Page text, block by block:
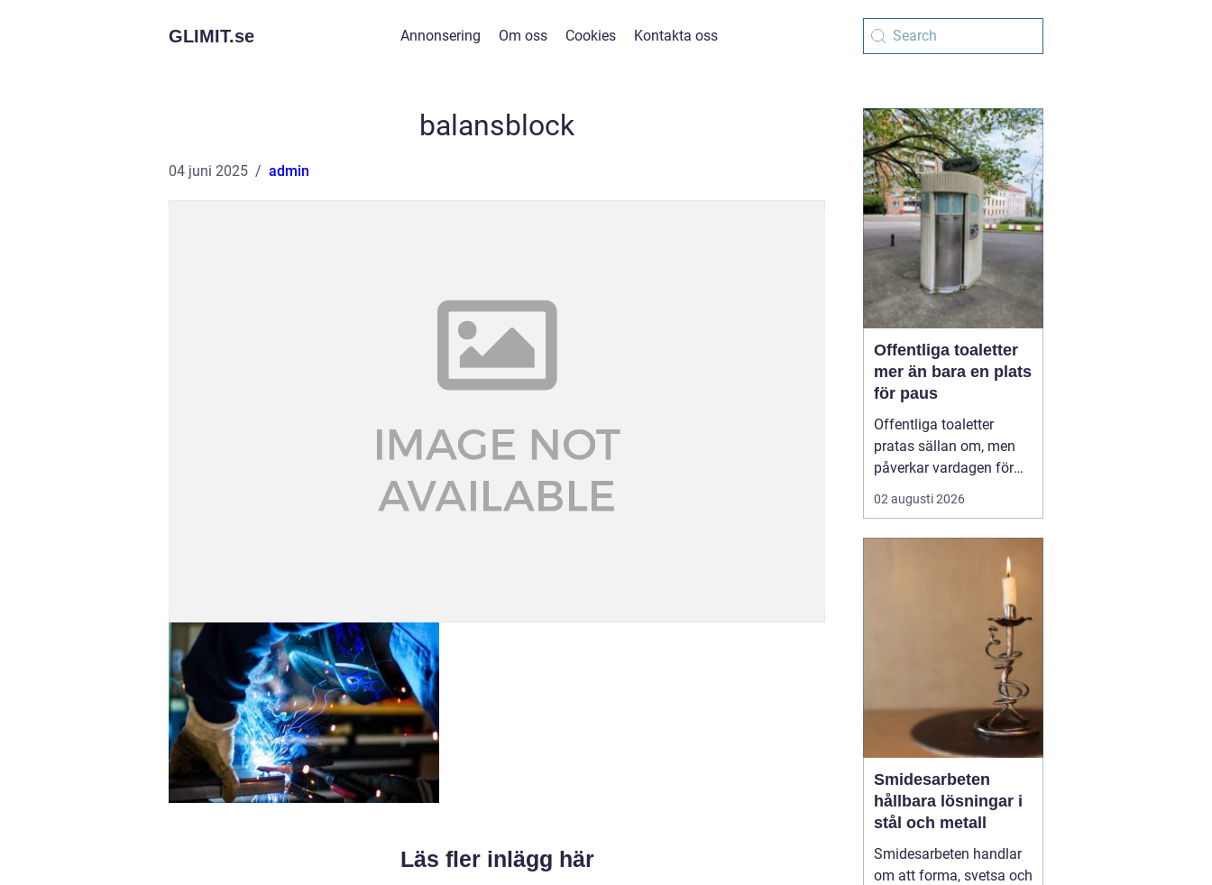
GLIMIT.se Annonsering Om oss Cookies Kontakta oss
balansblock
04 juni 2025 admin
Läs fler inlägg här
Offentliga toaletter
mer än bara en plats
för paus
Offentliga toaletter
pratas sällan om, men
påverkar vardagen för
nästan alla. När en stad,
park eller reseknut
äldre, personer med
funktionsnedsättning
och långväga resenäre...
02 augusti 2026
Smidesarbeten
hållbara lösningar i
stål och metall
Smidesarbeten handlar
om att forma, svetsa och